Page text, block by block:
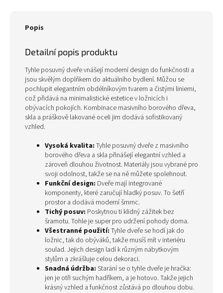
Popis
Detailní popis produktu
Tyhle posuvný dveře vnášejí moderní design do funkčnosti a
jsou skvělým doplňkem do aktuálního bydlení. Můžou se
pochlupit elegantním obdélníkovým tvarem a čistými liniemi,
což přidává na minimalistické estetice v ložnicích i
obývacích pokojích. Kombinace masivního borového dřeva,
skla a práškově lakované oceli jim dodává sofistikovaný
vzhled.
Vysoká kvalita: Tyhle posuvný dveře z masivního
borového dřeva a skla přinášejí elegantní vzhled a
zároveň dlouhou životnost. Materiály jsou vybrané pro
svoji odolnost, takže se na ně můžete spolehnout.
Funkční design: Dveře mají integrované
komponenty, které zaručují hladký posuv. To šetří
prostor a dodává moderní šmrnc.
Tichý posuv: Poskytnou ti klidný zážitek bez
šramotu. Tohle je super pro udržení pohody doma.
Všestranné použití: Tyhle dveře se hodí jak do
ložnic, tak do obýváků, takže musíš mít v interiéru
soulad. Jejich design ladí k různým nábytkovým
stylům a zkrášluje celou dekoraci.
Snadná údržba: Starání se o tyhle dveře je hračka:
jen je otři suchým hadříkem, a je hotovo. Takže jejich
krásný vzhled a funkčnost zůstává po dlouhou dobu.